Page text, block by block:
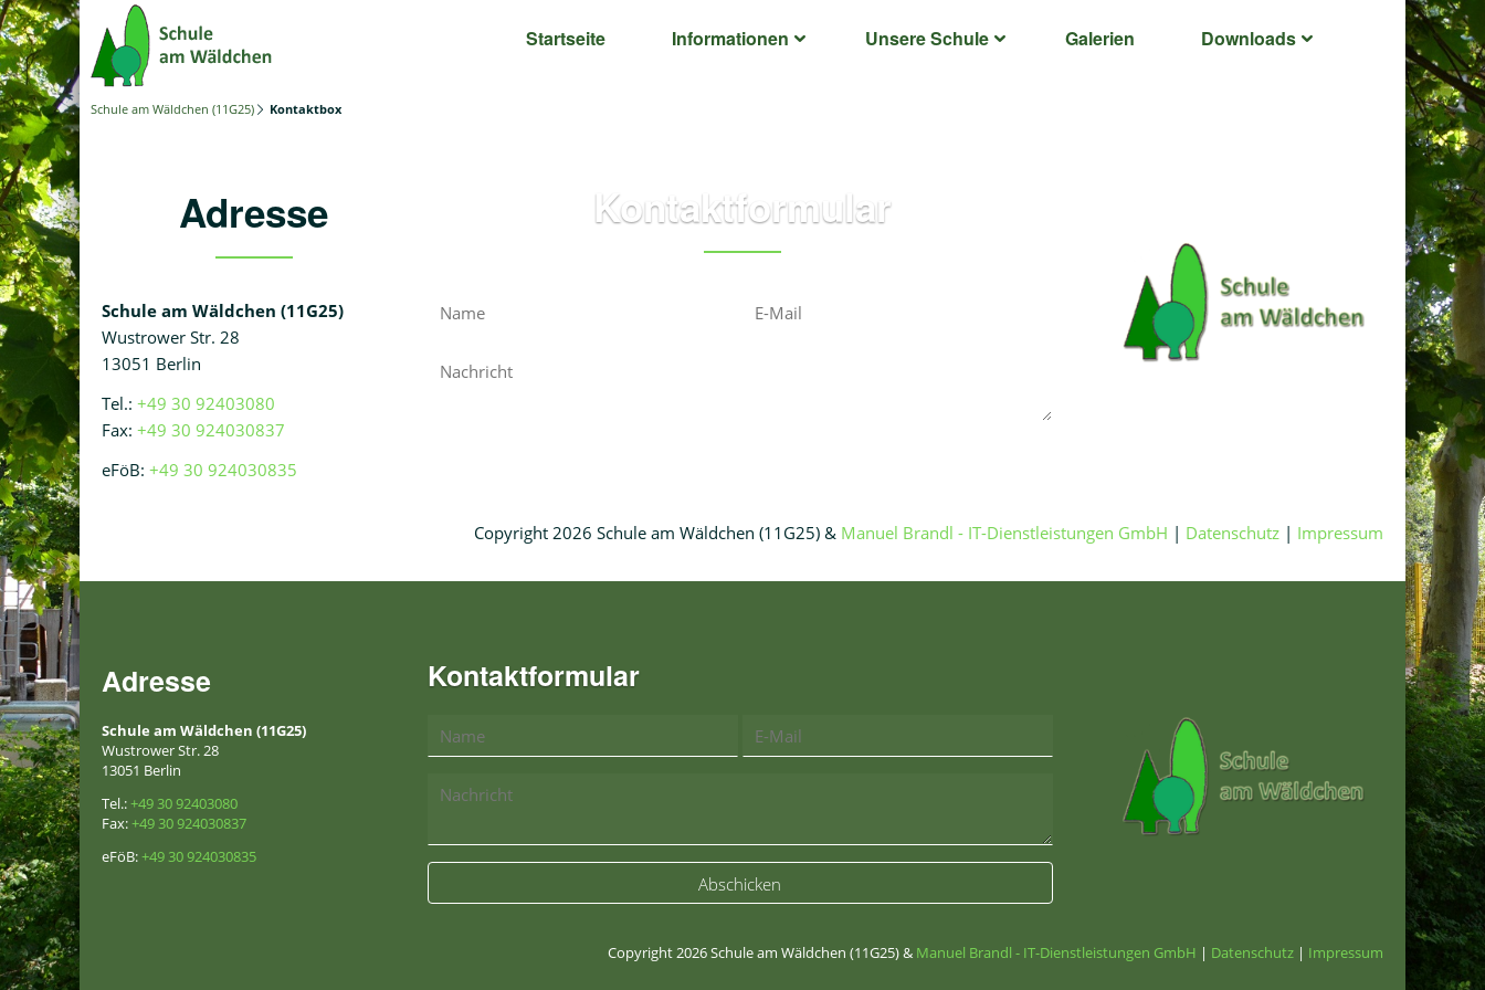
Startseite Informationen Unsere Schule Galerien Downloads
Schule am Wäldchen (11G25) Kontaktbox
Adresse
Schule am Wäldchen (11G25)
Wustrower Str. 28
13051 Berlin
Tel.: +49 30 92403080
Fax: +49 30 924030837
eFöB: +49 30 924030835
Kontaktformular
Copyright 2026 Schule am Wäldchen (11G25) & Manuel Brandl - IT-Dienstleistungen GmbH | Datenschutz | Impressum
Adresse
Schule am Wäldchen (11G25)
Wustrower Str. 28
13051 Berlin
Tel.:+49 30 92403080
Fax:+49 30 924030837
eFöB:+49 30 924030835
Kontaktformular
Abschicken
Copyright 2026 Schule am Wäldchen (11G25) & Manuel Brandl - IT-Dienstleistungen GmbH | Datenschutz | Impressum